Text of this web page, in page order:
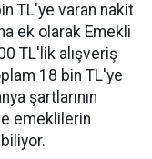
TL'ye varan nakit
ek olarak Emekli
TL'lik alışveriş
18 bin TL'ye
şartlarının
emeklilerin